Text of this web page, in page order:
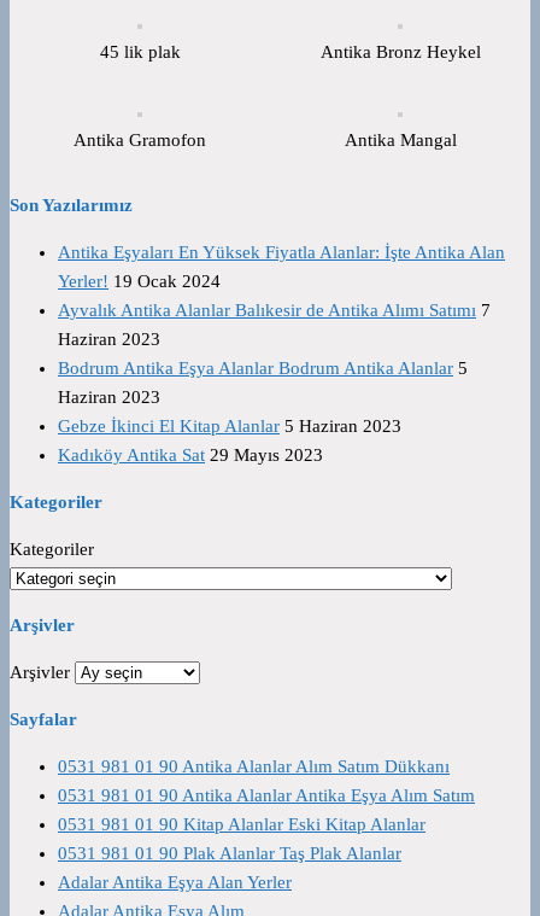
45 lik plak Antika Bronz Heykel
Antika Gramofon Antika Mangal
Son Yazılarımız
Antika Eşyaları En Yüksek Fiyatla Alanlar: İşte Antika Alan
Yerler! 19 Ocak 2024
Ayvalık Antika Alanlar Balıkesir de Antika Alımı Satımı 7
Haziran 2023
Bodrum Antika Eşya Alanlar Bodrum Antika Alanlar 5
Haziran 2023
Gebze İkinci El Kitap Alanlar 5 Haziran 2023
Kadıköy Antika Sat 29 Mayıs 2023
Kategoriler
Kategoriler
Arşivler
Arşivler
Sayfalar
0531 981 01 90 Antika Alanlar Alım Satım Dükkanı
0531 981 01 90 Antika Alanlar Antika Eşya Alım Satım
0531 981 01 90 Kitap Alanlar Eski Kitap Alanlar
0531 981 01 90 Plak Alanlar Taş Plak Alanlar
Adalar Antika Eşya Alan Yerler
Adalar Antika Eşya Alım